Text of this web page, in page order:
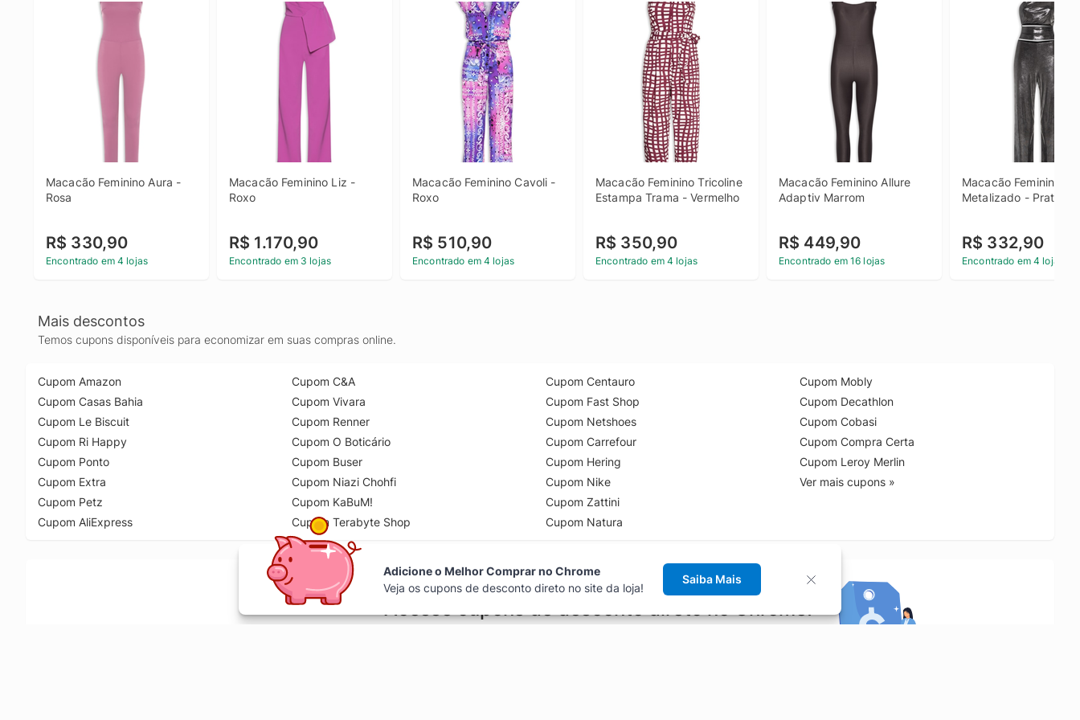
Macacão Feminino Aura -
Rosa
R$ 330,90
Encontrado em 4 lojas
Macacão Feminino Liz -
Roxo
R$ 1.170,90
Encontrado em 3 lojas
Macacão Feminino Cavoli -
Roxo
R$ 510,90
Encontrado em 4 lojas
Macacão Feminino Tricoline
Estampa Trama - Vermelho
R$ 350,90
Encontrado em 4 lojas
Macacão Feminino Allure
Adaptiv Marrom
R$ 449,90
Encontrado em 16 lojas
Macacão Feminino
Metalizado - Prata
R$ 332,90
Encontrado em 4 lojas
Mais descontos
Temos cupons disponíveis para economizar em suas compras online.
Cupom Amazon
Cupom Casas Bahia
Cupom Le Biscuit
Cupom Ri Happy
Cupom Ponto
Cupom Extra
Cupom Petz
Cupom AliExpress
Cupom C&A
Cupom Vivara
Cupom Renner
Cupom O Boticário
Cupom Buser
Cupom Niazi Chohfi
Cupom KaBuM!
Cupom Terabyte Shop
Cupom Centauro
Cupom Fast Shop
Cupom Netshoes
Cupom Carrefour
Cupom Hering
Cupom Nike
Cupom Zattini
Cupom Natura
Cupom Mobly
Cupom Decathlon
Cupom Cobasi
Cupom Compra Certa
Cupom Leroy Merlin
Ver mais cupons »
Acesse cupons de desconto direto no Chrome!
Adicione o Melhor Comprar no Chrome
Veja os cupons de desconto direto no site da loja!
Saiba Mais